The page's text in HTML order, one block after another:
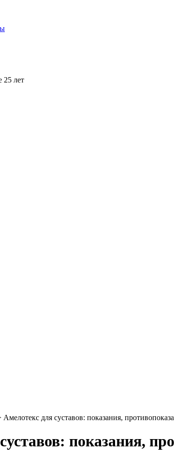
25 лет
Амелотекс для суставов: показания,
показания,